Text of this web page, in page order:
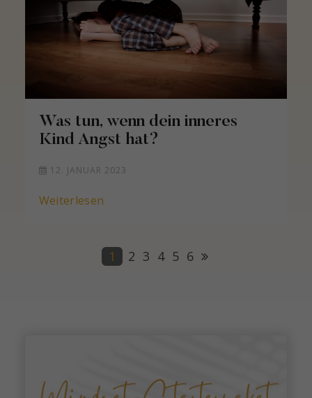
Was tun, wenn dein inneres
Kind Angst hat?
12. JANUAR 2023
Weiterlesen
1 2 3 4 5 6